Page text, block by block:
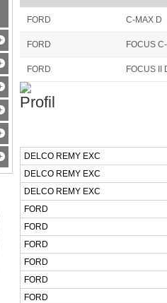
FORD C-MAX D
FORD FOCUS
FORD FOCUS II
DELCO REMY EXC
DELCO REMY EXC
DELCO REMY EXC
FORD
FORD
FORD
FORD
FORD
FORD